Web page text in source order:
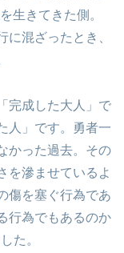
を生きてきた側。
混ざったとき、
完成した大人」で
人」です。勇者一
かった過去。その
を滲ませているよ
傷を塞ぐ行為であ
行為でもあるのか
た。